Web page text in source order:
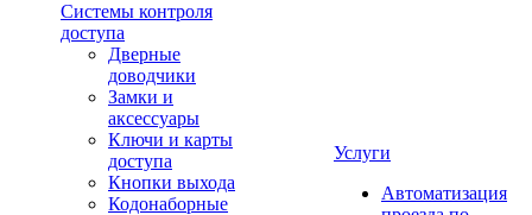
Системы контроля
доступа
Дверные
доводчики
Замки и
аксессуары
Ключи и карты
доступа
Кнопки выхода
Кодонаборные
Услуги
Автоматизация